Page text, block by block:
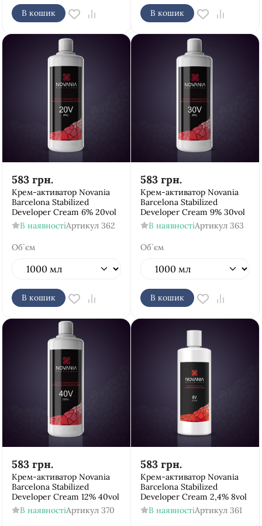
В кошик В кошик
583 грн.
Крем-активатор Novania
Barcelona Stabilized
Developer Cream 6% 20vol
В наявностіАртикул 362
Об`єм
В кошик
583 грн.
Крем-активатор Novania
Barcelona Stabilized
Developer Cream 9% 30vol
В наявностіАртикул 363
Об`єм
В кошик
583 грн.
Крем-активатор Novania
Barcelona Stabilized
Developer Cream 12% 40vol
В наявностіАртикул 370
583 грн.
Крем-активатор Novania
Barcelona Stabilized
Developer Cream 2,4% 8vol
В наявностіАртикул 361